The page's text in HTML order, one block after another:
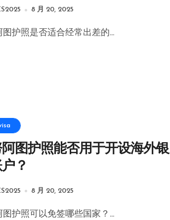
8 月 20, 2025
阿图护照是否适合经常出差的...
阿图护照能否用于开设海外银
？
8 月 20, 2025
阿图护照可以免签哪些国家？...